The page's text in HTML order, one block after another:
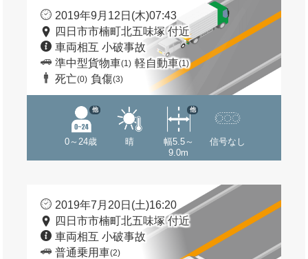
2019年9月12日(木)07:43
四日市市楠町北五味塚 付近
車両相互 小破事故
準中型貨物車(1) 軽自動車(1)
死亡(0) 負傷(3)
0～24歳
他
晴
幅5.5～
9.0m
他
信号なし
2019年7月20日(土)16:20
四日市市楠町北五味塚 付近
車両相互 小破事故
普通乗用車(2)